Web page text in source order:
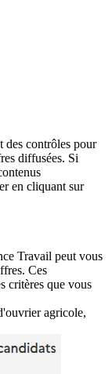
des contrôles pour
diffusées. Si
en cliquant sur
Travail peut vous
Ces
critères que vous
agricole,